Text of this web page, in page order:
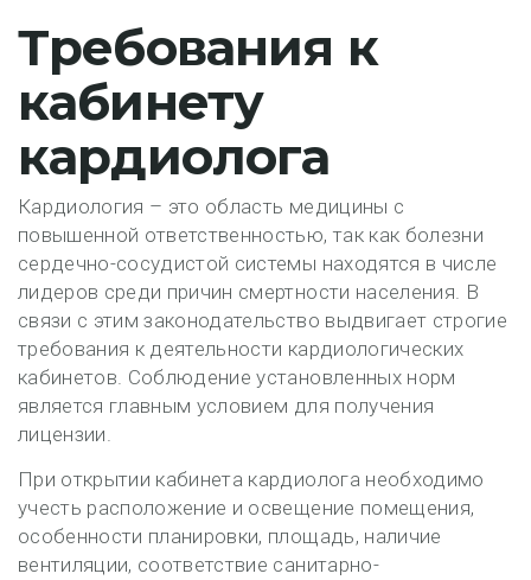
Требования к
кабинету
кардиолога
Кардиология – это область медицины с
повышенной ответственностью, так как болезни
сердечно-сосудистой системы находятся в числе
лидеров среди причин смертности населения. В
связи с этим законодательство выдвигает строгие
требования к деятельности кардиологических
кабинетов. Соблюдение установленных норм
является главным условием для получения
лицензии.
При открытии кабинета кардиолога необходимо
учесть расположение и освещение помещения,
особенности планировки, площадь, наличие
вентиляции, соответствие санитарно-